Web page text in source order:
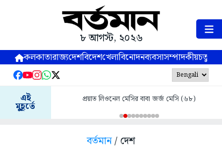
৮ আগস্ট, ২০২৬
কলকাতারাজ্যদেশবিদেশখেলাবিনোদনব্যবসাসম্পাদকীয়
এই
মুহূর্তে
প্রয়াত লিওনেল মেসির বাবা জর্জ মেসি (৬৮)
বর্তমান/ দেশ